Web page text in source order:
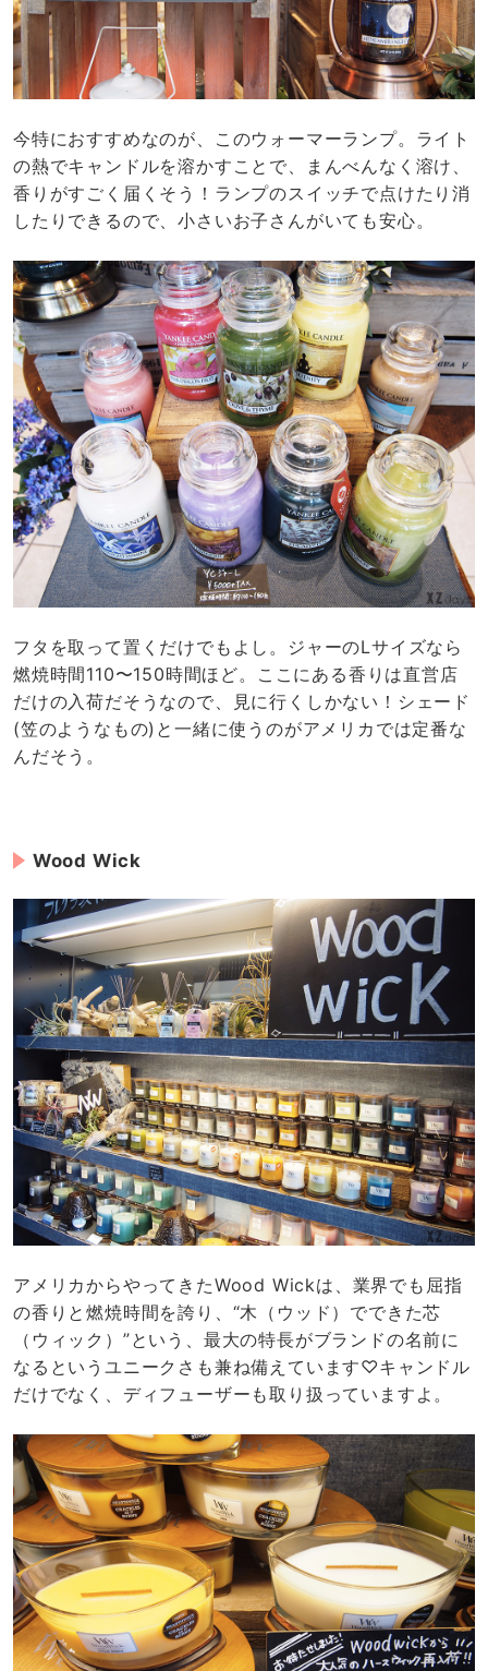
今特におすすめなのが、このウォーマーランプ。ライト
の熱でキャンドルを溶かすことで、まんべんなく溶け、
香りがすごく届くそう！ランプのスイッチで点けたり消
したりできるので、小さいお子さんがいても安心。
フタを取って置くだけでもよし。ジャーのLサイズなら
燃焼時間110〜150時間ほど。ここにある香りは直営店
だけの入荷だそうなので、見に行くしかない！シェード
(笠のようなもの)と一緒に使うのがアメリカでは定番な
んだそう。
Wood Wick
アメリカからやってきたWood Wickは、業界でも屈指
の香りと燃焼時間を誇り、“木（ウッド）でできた芯
（ウィック）”という、最大の特長がブランドの名前に
なるというユニークさも兼ね備えています♡キャンドル
だけでなく、ディフューザーも取り扱っていますよ。